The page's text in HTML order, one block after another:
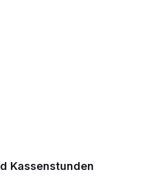
Kassenstunden